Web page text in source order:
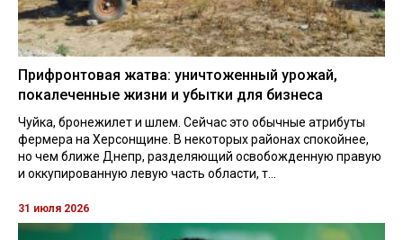
Прифронтовая жатва: уничтоженный урожай,
покалеченные жизни и убытки для бизнеса
Чуйка, бронежилет и шлем. Сейчас это обычные атрибуты
фермера на Херсонщине. В некоторых районах спокойнее,
но чем ближе Днепр, разделяющий освобожденную правую
и оккупированную левую часть области, т...
31 июля 2026